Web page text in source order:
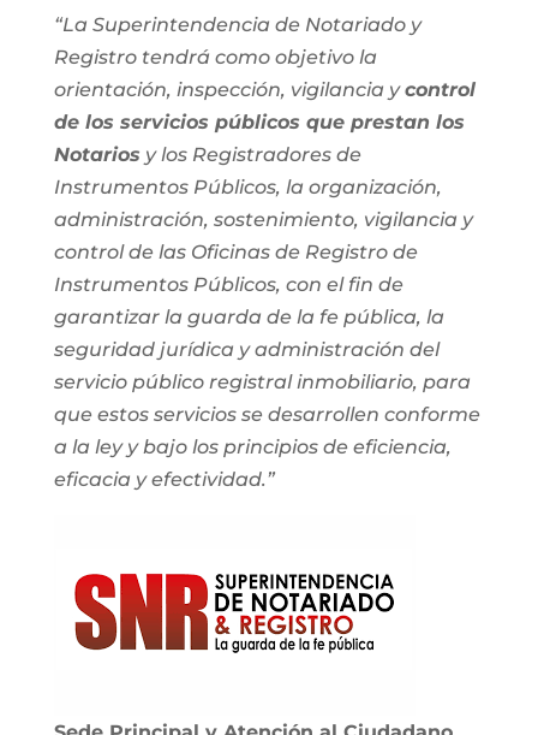
“La Superintendencia de Notariado y
Registro tendrá como objetivo la
orientación, inspección, vigilancia ycontrol
de los servicios públicos que prestan los
Notarios y los Registradores de
Instrumentos Públicos, la organización,
administración, sostenimiento, vigilancia y
control de las Oficinas de Registro de
Instrumentos Públicos, con el fin de
garantizar la guarda de la fe pública, la
seguridad jurídica y administración del
servicio público registral inmobiliario, para
que estos servicios se desarrollen conforme
a la ley y bajo los principios de eficiencia,
eficacia y efectividad.”